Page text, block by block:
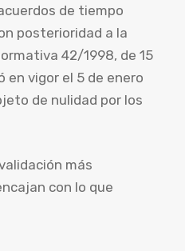
de tiempo
posterioridad a la
42/1998, de 15
en vigor el 5 de enero
de nulidad por los
más
con lo que